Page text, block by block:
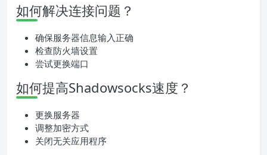
如何解决连接问题？
确保服务器信息输入正确
检查防火墙设置
尝试更换端口
如何提高Shadowsocks速度？
更换服务器
调整加密方式
关闭无关应用程序